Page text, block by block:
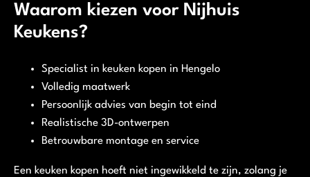
Waarom kiezen voor Nijhuis
Keukens?
Specialist in keuken kopen in Hengelo
Volledig maatwerk
Persoonlijk advies van begin tot eind
Realistische 3D-ontwerpen
Betrouwbare montage en service
Een keuken kopen hoeft niet ingewikkeld te zijn, zolang je